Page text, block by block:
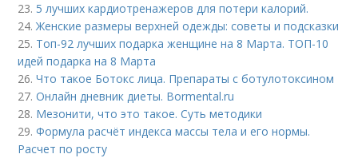
23. 5 лучших кардиотренажеров для потери калорий.
24.Женские размеры верхней одежды: советы и подсказки
25. Топ-92 лучших подарка женщине на 8 Марта. ТОП-10
идей подарка на 8 Марта
26.Что такое Ботокс лица. Препараты с ботулотоксином
27.Онлайн дневник диеты. Bormental.ru
28. Мезонити, что это такое. Суть методики
29.Формула расчёт индекса массы тела и его нормы.
Расчет по росту